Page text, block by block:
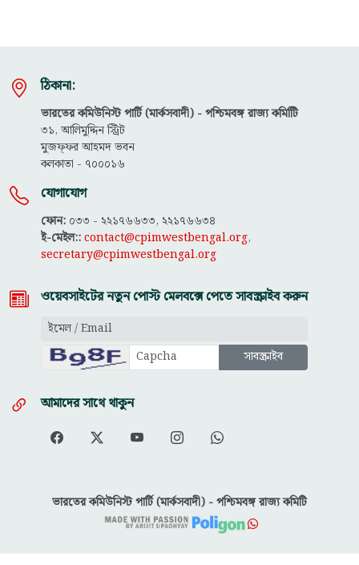
ঠিকানা:
ভারতের কমিউনিস্ট পার্টি (মার্কসবাদী) - পশ্চিমবঙ্গ রাজ্য কমিটিি
৩১, আলিমুদ্দিন স্ট্রিট
মুজফ্ফ‌র আহমদ ভবন
কলকাতা - ৭০০০১৬
যোগাযোগ
ফোন: ০৩৩ - ২২১৭৬৬৩৩, ২২১৭৬৬৩৪
ই-মেইল::contact@cpimwestbengal.org,
secretary@cpimwestbengal.org
ওয়েবসাইটের নতুন পোস্ট মেলবক্সে পেতে সাবস্ক্রাইব করুন
আমাদের সাথে থাকুন
ভারতের কমিউনিস্ট পার্টি (মার্কসবাদী) - পশ্চিমবঙ্গ রাজ্য কমিটি